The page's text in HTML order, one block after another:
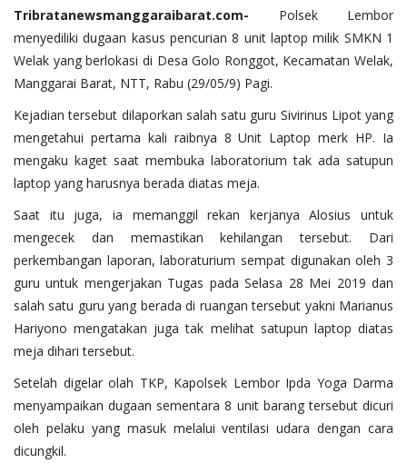
Tribratanewsmanggaraibarat.com- Polsek Lembor
menyediliki dugaan kasus pencurian 8 unit laptop milik SMKN 1
Welak yang berlokasi di Desa Golo Ronggot, Kecamatan Welak,
Manggarai Barat, NTT, Rabu (29/05/9) Pagi.
Kejadian tersebut dilaporkan salah satu guru Sivirinus Lipot yang
mengetahui pertama kali raibnya 8 Unit Laptop merk HP. Ia
mengaku kaget saat membuka laboratorium tak ada satupun
laptop yang harusnya berada diatas meja.
Saat itu juga, ia memanggil rekan kerjanya Alosius untuk
mengecek dan memastikan kehilangan tersebut. Dari
perkembangan laporan, laboraturium sempat digunakan oleh 3
guru untuk mengerjakan Tugas pada Selasa 28 Mei 2019 dan
salah satu guru yang berada di ruangan tersebut yakni Marianus
Hariyono mengatakan juga tak melihat satupun laptop diatas
meja dihari tersebut.
Setelah digelar olah TKP, Kapolsek Lembor Ipda Yoga Darma
menyampaikan dugaan sementara 8 unit barang tersebut dicuri
oleh pelaku yang masuk melalui ventilasi udara dengan cara
dicungkil.